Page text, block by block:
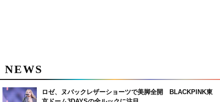
NEWS
ロゼ、ヌバックレザーショーツで美脚全開 BLACKPINK東